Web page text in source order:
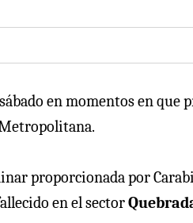
en momentos en
proporcionada por
en el sector